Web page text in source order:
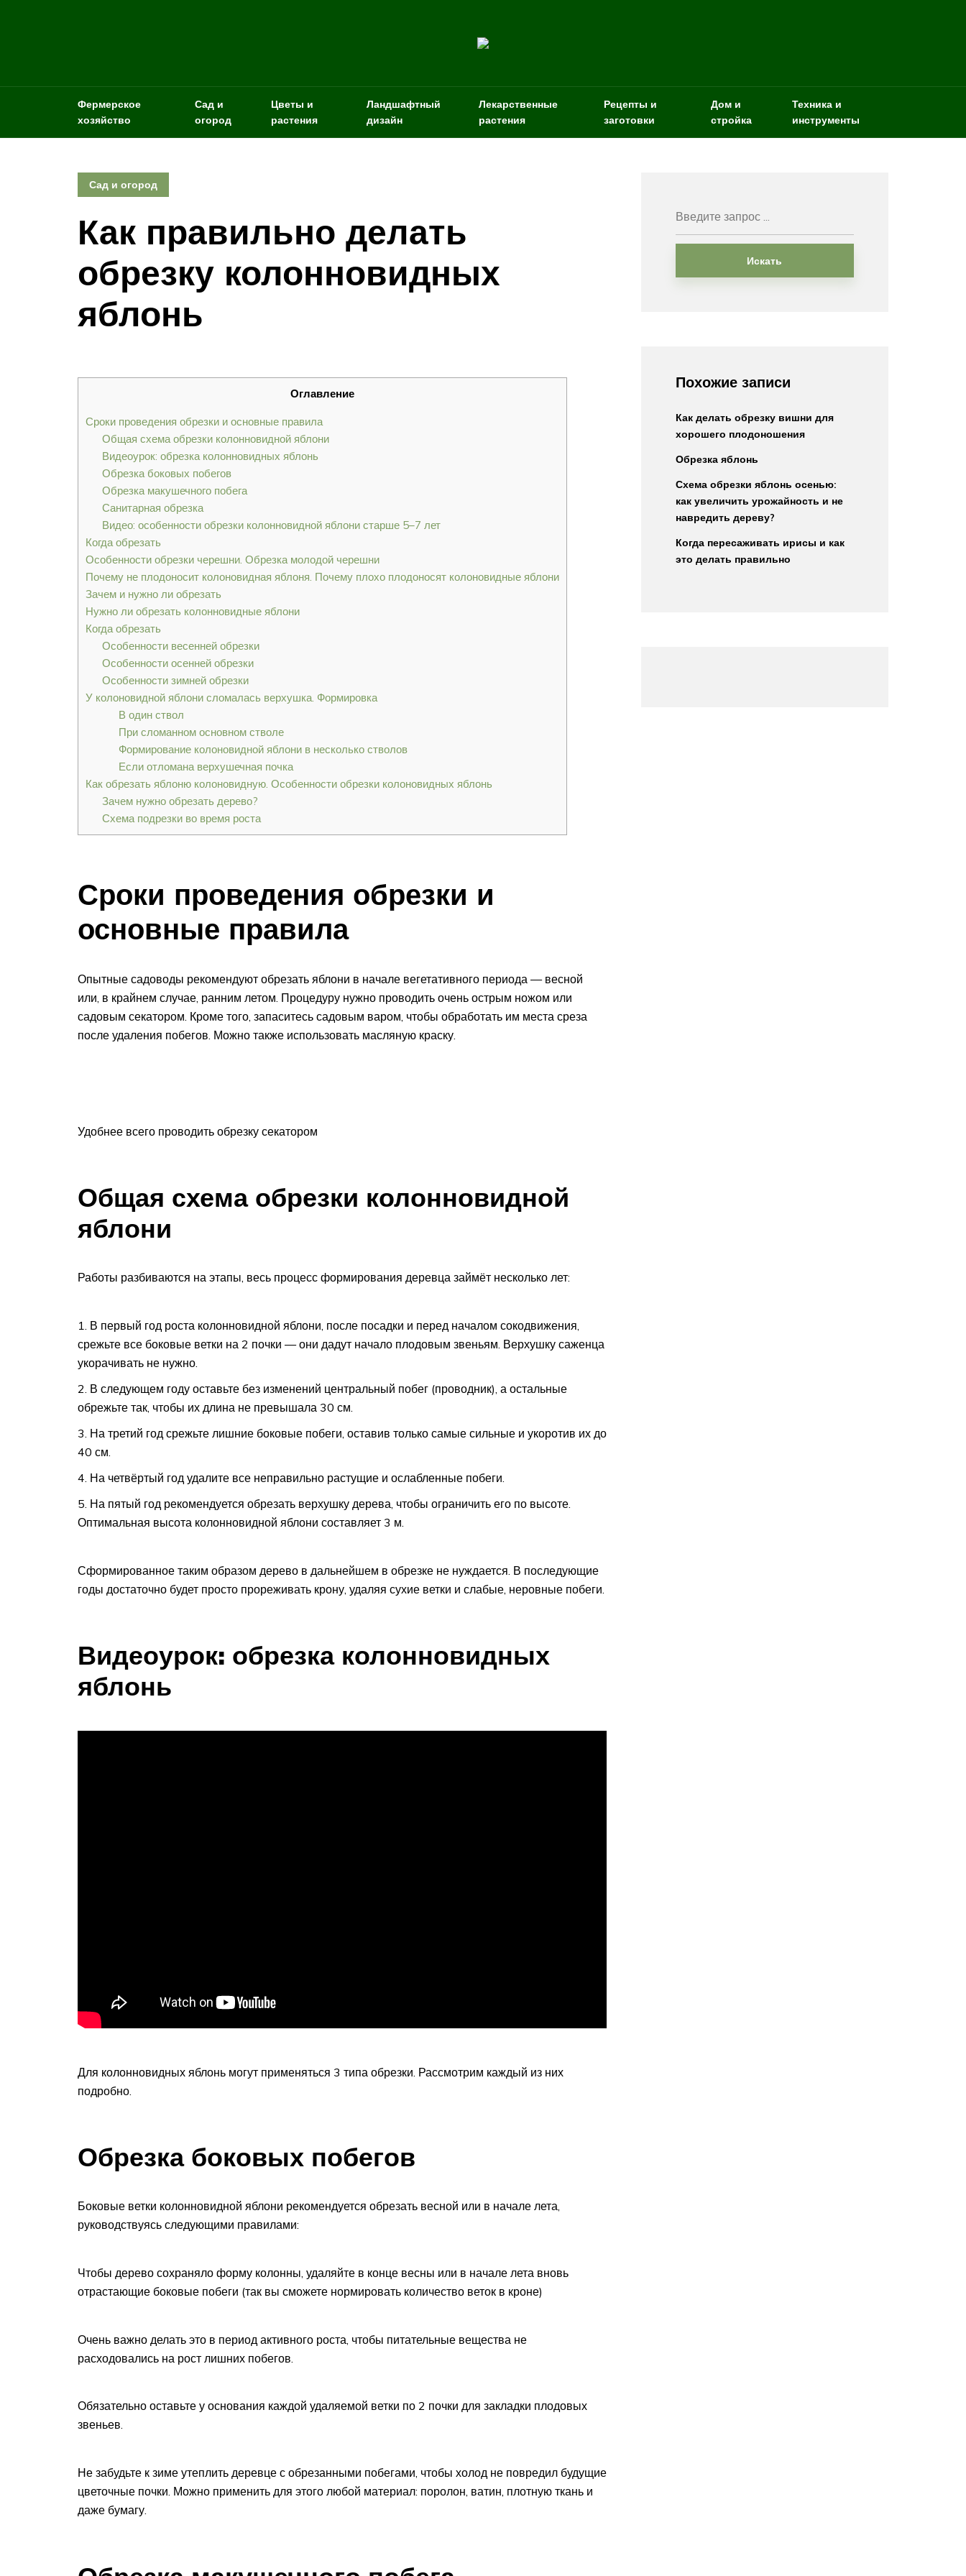
Фермерское
хозяйство
Сад и
огород
Цветы и
растения
Ландшафтный
дизайн
Лекарственные
растения
Рецепты и
заготовки
Дом и
стройка
Техника и
инструменты
Сад и огород
Как правильно делать
обрезку колонновидных
яблонь
Оглавление
Сроки проведения обрезки и основные правила
Общая схема обрезки колонновидной яблони
Видеоурок: обрезка колонновидных яблонь
Обрезка боковых побегов
Обрезка макушечного побега
Санитарная обрезка
Видео: особенности обрезки колонновидной яблони старше 5–7 лет
Когда обрезать
Особенности обрезки черешни. Обрезка молодой черешни
Почему не плодоносит колоновидная яблоня. Почему плохо плодоносят колоновидные яблони
Зачем и нужно ли обрезать
Нужно ли обрезать колонновидные яблони
Когда обрезать
Особенности весенней обрезки
Особенности осенней обрезки
Особенности зимней обрезки
У колоновидной яблони сломалась верхушка. Формировка
В один ствол
При сломанном основном стволе
Формирование колоновидной яблони в несколько стволов
Если отломана верхушечная почка
Как обрезать яблоню колоновидную. Особенности обрезки колоновидных яблонь
Зачем нужно обрезать дерево?
Схема подрезки во время роста
Сроки проведения обрезки и
основные правила
Опытные садоводы рекомендуют обрезать яблони в начале вегетативного периода — весной
или, в крайнем случае, ранним летом. Процедуру нужно проводить очень острым ножом или
садовым секатором. Кроме того, запаситесь садовым варом, чтобы обработать им места среза
после удаления побегов. Можно также использовать масляную краску.
Удобнее всего проводить обрезку секатором
Общая схема обрезки колонновидной
яблони
Работы разбиваются на этапы, весь процесс формирования деревца займёт несколько лет:
В первый год роста колонновидной яблони, после посадки и перед началом сокодвижения,
срежьте все боковые ветки на 2 почки — они дадут начало плодовым звеньям. Верхушку саженца
укорачивать не нужно.
В следующем году оставьте без изменений центральный побег (проводник), а остальные
обрежьте так, чтобы их длина не превышала 30 см.
На третий год срежьте лишние боковые побеги, оставив только самые сильные и укоротив их до
40 см.
На четвёртый год удалите все неправильно растущие и ослабленные побеги.
На пятый год рекомендуется обрезать верхушку дерева, чтобы ограничить его по высоте.
Оптимальная высота колонновидной яблони составляет 3 м.
Сформированное таким образом дерево в дальнейшем в обрезке не нуждается. В последующие
годы достаточно будет просто прореживать крону, удаляя сухие ветки и слабые, неровные побеги.
Видеоурок: обрезка колонновидных
яблонь
Для колонновидных яблонь могут применяться 3 типа обрезки. Рассмотрим каждый из них
подробно.
Обрезка боковых побегов
Боковые ветки колонновидной яблони рекомендуется обрезать весной или в начале лета,
руководствуясь следующими правилами:
Чтобы дерево сохраняло форму колонны, удаляйте в конце весны или в начале лета вновь
отрастающие боковые побеги (так вы сможете нормировать количество веток в кроне)
Очень важно делать это в период активного роста, чтобы питательные вещества не
расходовались на рост лишних побегов.
Обязательно оставьте у основания каждой удаляемой ветки по 2 почки для закладки плодовых
звеньев.
Не забудьте к зиме утеплить деревце с обрезанными побегами, чтобы холод не повредил будущие
цветочные почки. Можно применить для этого любой материал: поролон, ватин, плотную ткань и
даже бумагу.
Искать
Похожие записи
Как делать обрезку вишни для
хорошего плодоношения
Обрезка яблонь
Схема обрезки яблонь осенью:
как увеличить урожайность и не
навредить дереву?
Когда пересаживать ирисы и как
это делать правильно